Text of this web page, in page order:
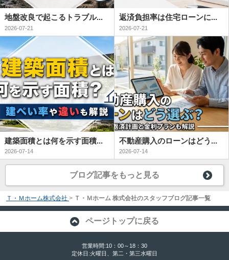
地盤改良で起こるトラブル...
2026-07-21
返済負担率は住宅ローンに...
2026-07-21
建築面積とは何を示す面積...
2026-07-14
不動産購入のローンはどう...
2026-07-14
ブログ記事をもっと見る
Ｔ・Ｍホーム株式会社 > Ｔ・Ｍホーム 株式会社のスタッフブログ記事一覧
ページトップに戻る
営業時間:10：00～18：30
定休日:火曜日、第二・第三水曜日